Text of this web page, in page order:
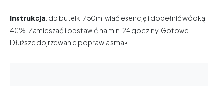
Instrukcja: do butelki 750ml wlać esencję i dopełnić wódką
40%. Zamieszać i odstawić na min. 24 godziny. Gotowe.
Dłuższe dojrzewanie poprawia smak.